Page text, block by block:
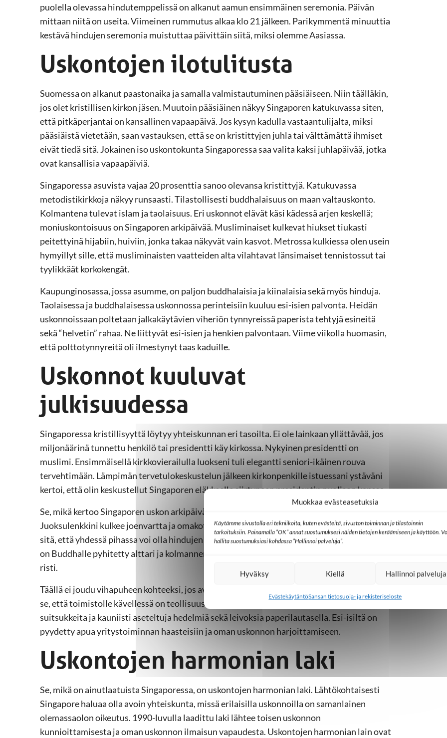
Muokkaa evästeasetuksia
Käytämme sivustolla eri tekniikoita, kuten evästeitä, sivuston toiminnan ja tilastoinnin
tarkoituksiin. Painamalla ”OK” annat suostumuksesi näiden tietojen keräämiseen ja käyttöön.
hallita suostumuksiasi kohdassa ”Hallinnoi palveluja”.
Hyväksy Kiellä Hallinnoi palveluja
EvästekäytäntöSansan tietosuoja- ja rekisteriseloste
puolella olevassa hindutemppelissä on alkanut aamun ensimmäinen seremonia. Päivän
mittaan niitä on useita. Viimeinen rummutus alkaa klo 21 jälkeen. Parikymmentä minuuttia
kestävä hindujen seremonia muistuttaa päivittäin siitä, miksi olemme Aasiassa.
Uskontojen ilotulitusta
Suomessa on alkanut paastonaika ja samalla valmistautuminen pääsiäiseen. Niin täälläkin,
jos olet kristillisen kirkon jäsen. Muutoin pääsiäinen näkyy Singaporen katukuvassa siten,
että pitkäperjantai on kansallinen vapaapäivä. Jos kysyn kadulla vastaantulijalta, miksi
pääsiäistä vietetään, saan vastauksen, että se on kristittyjen juhla tai välttämättä ihmiset
eivät tiedä sitä. Jokainen iso uskontokunta Singaporessa saa valita kaksi juhlapäivää, jotka
ovat kansallisia vapaapäiviä.
Singaporessa asuvista vajaa 20 prosenttia sanoo olevansa kristittyjä. Katukuvassa
metodistikirkkoja näkyy runsaasti. Tilastollisesti buddhalaisuus on maan valtauskonto.
Kolmantena tulevat islam ja taolaisuus. Eri uskonnot elävät käsi kädessä arjen keskellä;
moniuskontoisuus on Singaporen arkipäivää. Musliminaiset kulkevat hiukset tiukasti
peitettyinä hijabiin, huiviin, jonka takaa näkyvät vain kasvot. Metrossa kulkiessa olen usein
hymyillyt sille, että musliminaisten vaatteiden alta vilahtavat länsimaiset tennistossut tai
tyylikkäät korkokengät.
Kaupunginosassa, jossa asumme, on paljon buddhalaisia ja kiinalaisia sekä myös hinduja.
Taolaisessa ja buddhalaisessa uskonnossa perinteisiin kuuluu esi-isien palvonta. Heidän
uskonnoissaan poltetaan jalkakäytävien viheriön tynnyreissä paperista tehtyjä esineitä
sekä “helvetin” rahaa. Ne liittyvät esi-isien ja henkien palvontaan. Viime viikolla huomasin,
että polttotynnyreitä oli ilmestynyt taas kaduille.
Uskonnot kuuluvat
julkisuudessa
Singaporessa kristillisyyttä löytyy yhteiskunnan eri tasoilta. Ei ole lainkaan yllättävää, jos
miljonäärinä tunnettu henkilö tai presidentti käy kirkossa. Nykyinen presidentti on
muslimi. Ensimmäisellä kirkkovierailulla luokseni tuli elegantti seniori-ikäinen rouva
tervehtimään. Lämpimän tervetulokeskustelun jälkeen kirkonpenkille istuessani ystäväni
kertoi, että olin keskustellut Singaporen eläkkeelle siirtyneen presidentin puolison kanssa.
Se, mikä kertoo Singaporen uskon arkipäivästä, on uskontojen julkinen näkyminen.
Juoksulenkkini kulkee joenvartta ja omakotitaloalueen läpi. Juostessa olen hämmästellyt
sitä, että yhdessä pihassa voi olla hindujen norsujumalanpatsas, kun seuraavassa talossa
on Buddhalle pyhitetty alttari ja kolmannen talon ulkoseinään on kiinnitetty iso puinen
risti.
Täällä ei joudu vihapuheen kohteeksi, jos avoimesti ilmaisee uskonsa. Täysin normaalia on
se, että toimistolle kävellessä on teollisuusalueen jalkakäytävän viheriöllä lähes aina
suitsukkeita ja kauniisti aseteltuja hedelmiä sekä leivoksia paperilautasella. Esi-isiltä on
pyydetty apua yritystoiminnan haasteisiin ja oman uskonnon harjoittamiseen.
Uskontojen harmonian laki
Se, mikä on ainutlaatuista Singaporessa, on uskontojen harmonian laki. Lähtökohtaisesti
Singapore haluaa olla avoin yhteiskunta, missä erilaisilla uskonnoilla on samanlainen
olemassaolon oikeutus. 1990-luvulla laadittu laki lähtee toisen uskonnon
kunnioittamisesta ja oman uskonnon ilmaisun vapaudesta. Uskontojen harmonian lain ovat